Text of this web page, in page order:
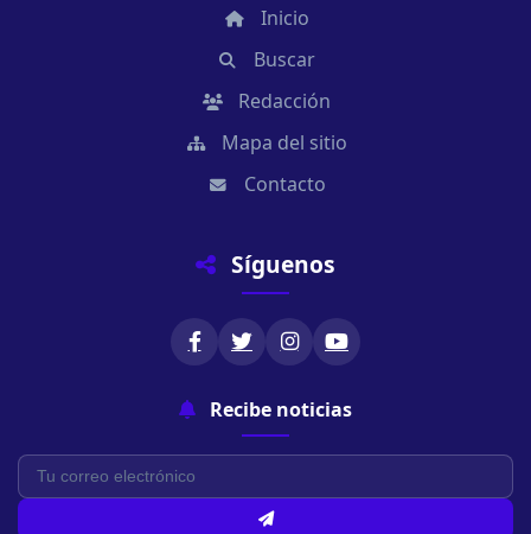
Inicio
Buscar
Redacción
Mapa del sitio
Contacto
Síguenos
Recibe noticias